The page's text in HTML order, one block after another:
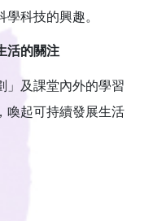
科技的興趣。
活的關注
」及課堂內外的學習
喚起可持續發展生活